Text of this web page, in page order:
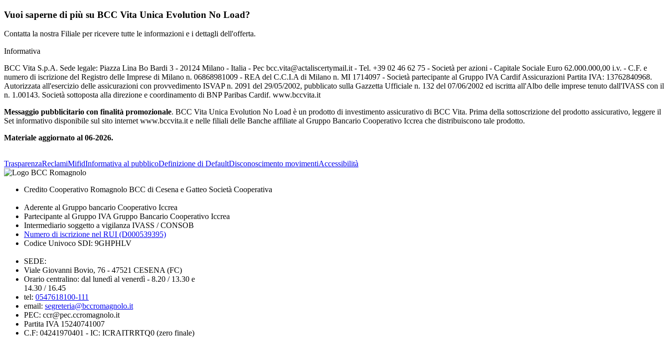
Vuoi saperne di più su BCC Vita Unica Evolution No Load?
Contatta la nostra Filiale per ricevere tutte le informazioni e i dettagli dell'offerta.
Informativa
BCC Vita S.p.A. Sede legale: Piazza Lina Bo Bardi 3 - 20124 Milano - Italia - Pec bcc.vita@actaliscertymail.it - Tel. +39 02 46 62 75 - Società per azioni - Capitale Sociale Euro 62.000.000,00 i.v. - C.F. e
numero di iscrizione del Registro delle Imprese di Milano n. 06868981009 - REA del C.C.I.A di Milano n. MI 1714097 - Società partecipante al Gruppo IVA Cardif Assicurazioni Partita IVA: 13762840968.
Autorizzata all'esercizio delle assicurazioni con provvedimento ISVAP n. 2091 del 29/05/2002, pubblicato sulla Gazzetta Ufficiale n. 132 del 07/06/2002 ed iscritta all'Albo delle imprese tenuto dall'IVASS con il
n. 1.00143. Società sottoposta alla direzione e coordinamento di BNP Paribas Cardif. www.bccvita.it
Messaggio pubblicitario con finalità promozionale. BCC Vita Unica Evolution No Load è un prodotto di investimento assicurativo di BCC Vita. Prima della sottoscrizione del prodotto assicurativo, leggere il
Set informativo disponibile sul sito internet www.bccvita.it e nelle filiali delle Banche affiliate al Gruppo Bancario Cooperativo Iccrea che distribuiscono tale prodotto.
Materiale aggiornato al 06-2026.
TrasparenzaReclamiMifidInformativa al pubblicoDefinizione di DefaultDisconoscimento movimentiAccessibilità
Credito Cooperativo Romagnolo BCC di Cesena e Gatteo Società Cooperativa
Aderente al Gruppo bancario Cooperativo Iccrea
Partecipante al Gruppo IVA Gruppo Bancario Cooperativo Iccrea
Intermediario soggetto a vigilanza IVASS / CONSOB
Numero di iscrizione nel RUI (D000539395)
Codice Univoco SDI: 9GHPHLV
SEDE:
Viale Giovanni Bovio, 76 - 47521 CESENA (FC)
Orario centralino: dal lunedì al venerdì - 8.20 / 13.30 e
14.30 / 16.45
tel: 0547618100-111
email: segreteria@bccromagnolo.it
PEC: ccr@pec.ccromagnolo.it
Partita IVA 15240741007
C.F: 04241970401 - IC: ICRAITRRTQ0 (zero finale)